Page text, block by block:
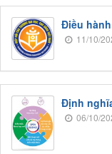
Điều
11/10/
Định
06/10/